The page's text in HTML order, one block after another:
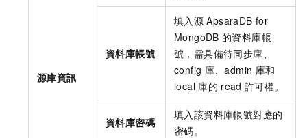
源庫資訊
資料庫帳號
填入源 ApsaraDB for
MongoDB 的資料庫帳
號，需具備待同步庫、
config 庫、admin 庫和
local 庫的 read 許可權。
資料庫密碼
填入該資料庫帳號對應的
密碼。